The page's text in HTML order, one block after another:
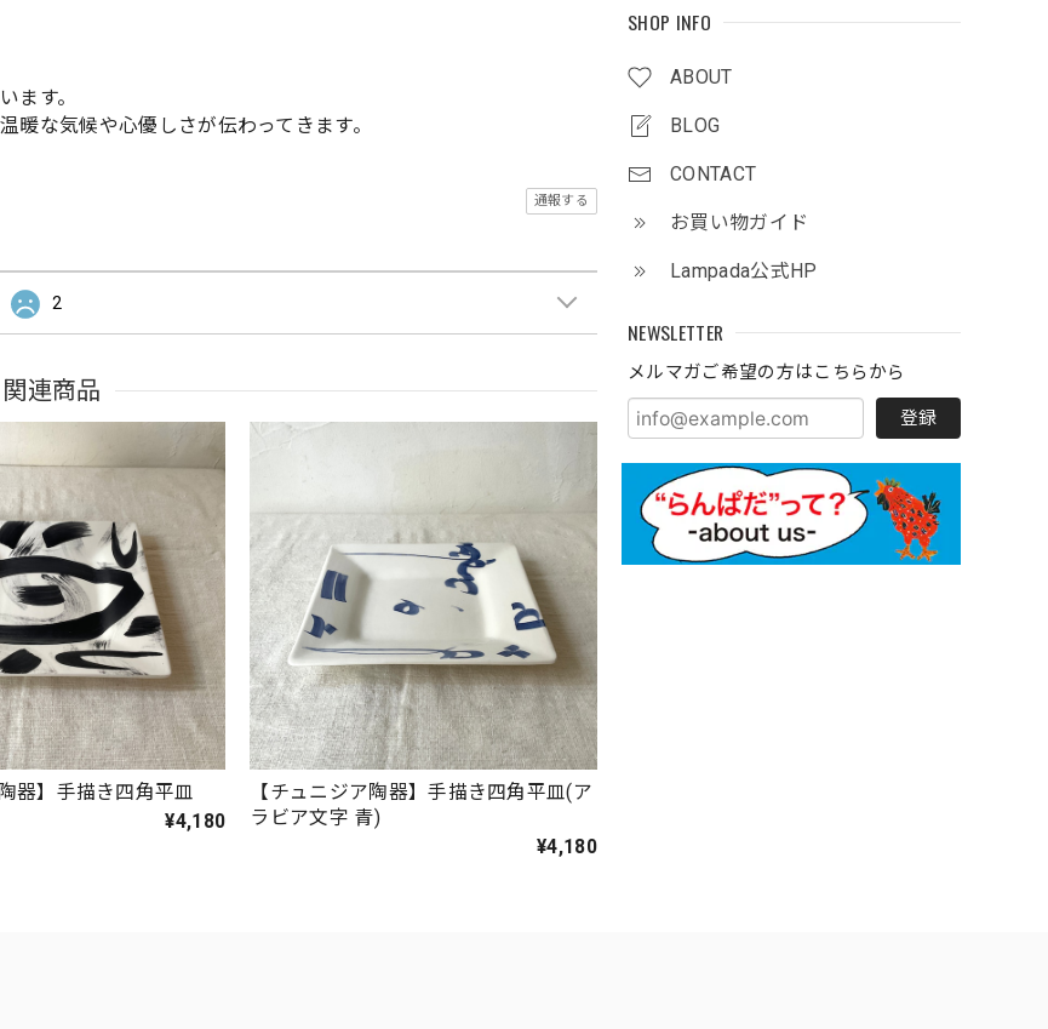
SHOP INFO
ABOUT
BLOG
CONTACT
お買い物ガイド
Lampada公式HP
NEWSLETTER
メルマガご希望の方はこちらから
登録
ます。
な気候や心優しさが伝わってきます。
通報する
2
関連商品
器】手描き四角平皿
¥4,180
【チュニジア陶器】手描き四角平皿(ア
ラビア文字 青)
¥4,180